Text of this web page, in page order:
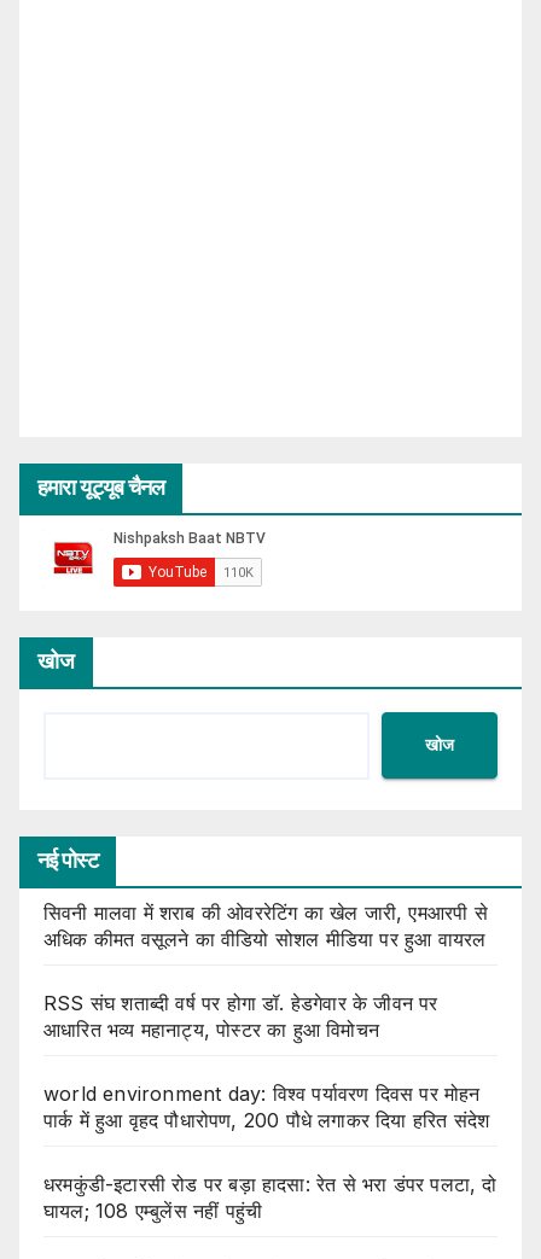
हमारा यूट्यूब चैनल
खोज
खोज
नई पोस्ट
सिवनी मालवा में शराब की ओवररेटिंग का खेल जारी, एमआरपी से
अधिक कीमत वसूलने का वीडियो सोशल मीडिया पर हुआ वायरल
RSS संघ शताब्दी वर्ष पर होगा डॉ. हेडगेवार के जीवन पर
आधारित भव्य महानाट्य, पोस्टर का हुआ विमोचन
world environment day: विश्व पर्यावरण दिवस पर मोहन
पार्क में हुआ वृहद पौधारोपण, 200 पौधे लगाकर दिया हरित संदेश
धरमकुंडी-इटारसी रोड पर बड़ा हादसा: रेत से भरा डंपर पलटा, दो
घायल; 108 एम्बुलेंस नहीं पहुंची